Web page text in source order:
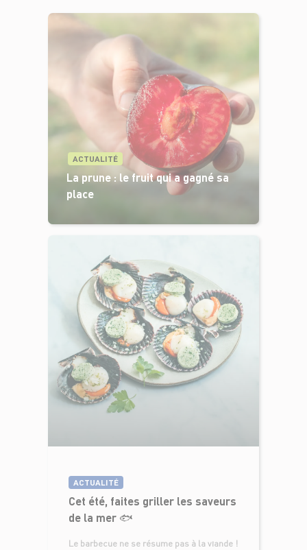
ACTUALITÉ
La prune : le fruit qui a gagné sa
place
ACTUALITÉ
Cet été, faites griller les saveurs
de la mer 🐟
Le barbecue ne se résume pas à la viande !